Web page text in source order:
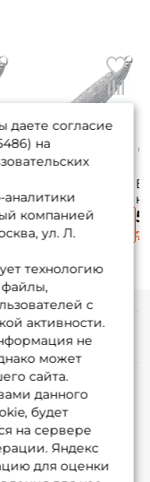
колеблющаяся
Lucky John Croco
Spoon 6,7см. 18гр.
530 ₽
даете согласие
на
аналитики
компанией
ул. Л.
технологию
файлы,
с
активности.
не
может
сайта.
данного
будет
на сервере
Яндекс
для оценки